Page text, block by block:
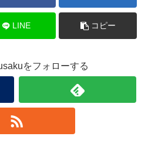
LINE コピー
をフォローする